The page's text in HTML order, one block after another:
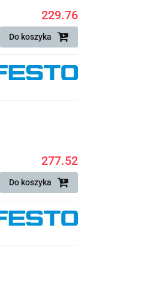
229.76
Do koszyka
277.52
Do koszyka